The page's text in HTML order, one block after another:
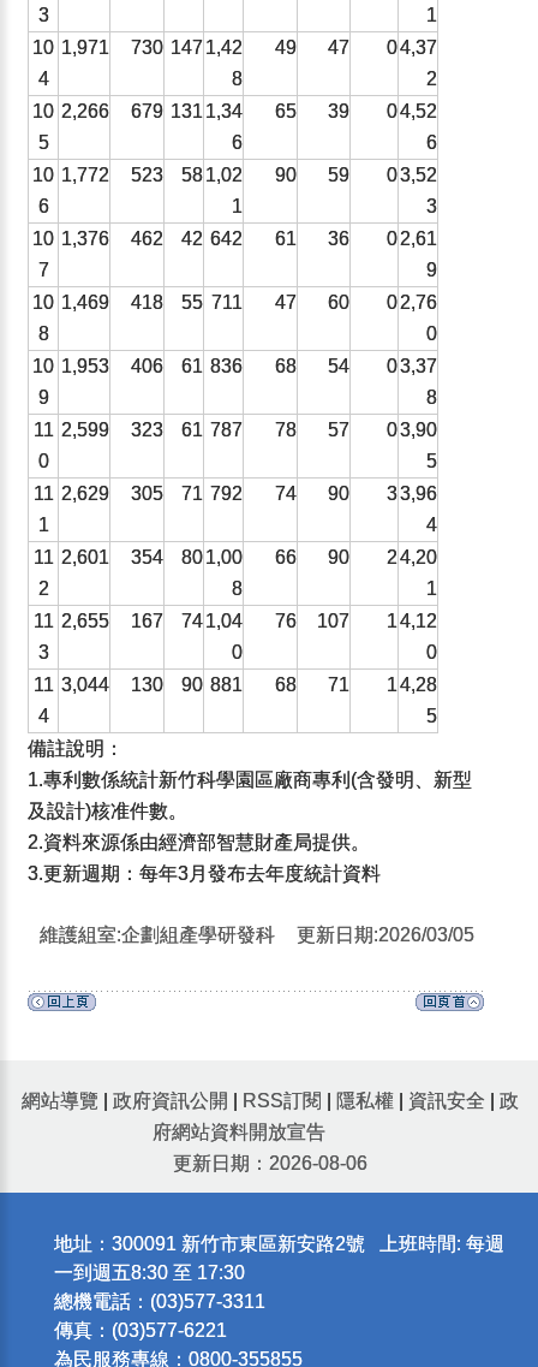
3
1
10
4
1,971 730 1471,42
8
49 47 04,37
2
10
5
2,266 679 131 1,34
6
65 39 04,52
6
10
6
1,772 523 581,02
1
90 59 03,52
3
10
7
1,376 462 42 642 61 36 02,61
9
10
8
1,469 418 55 711 47 60 02,76
0
10
9
1,953 406 61 836 68 54 03,37
8
11
0
2,599 323 61 787 78 57 03,90
5
11
1
2,629 305 71 792 74 90 33,96
4
11
2
2,601 354 801,00
8
66 90 2 4,20
1
11
3
2,655 167 741,04
0
76 107 1 4,12
0
11
4
3,044 130 90 881 68 71 1 4,28
5
備註說明：
1.專利數係統計新竹科學園區廠商專利(含發明、新型
及設計)核准件數。
2.資料來源係由經濟部智慧財產局提供。
3.更新週期：每年3月發布去年度統計資料
維護組室:企劃組產學研發科 更新日期:2026/03/05
網站導覽 政府資訊公開 RSS訂閱 隱私權 資訊安全
政
府網站資料開放宣告
更新日期：2026-08-06
地址：300091 新竹市東區新安路2號 上班時間: 每週
一到週五8:30 至 17:30
總機電話：(03)577-3311
傳真：(03)577-6221
為民服務專線：0800-355855